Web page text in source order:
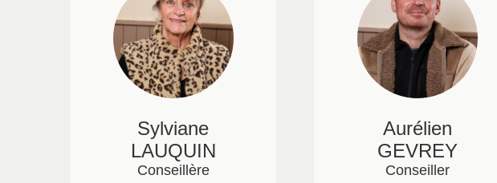
Sylviane
LAUQUIN
Conseillère
Aurélien
GEVREY
Conseiller